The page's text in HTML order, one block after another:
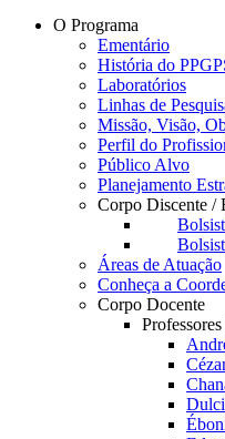
O Programa
Ementário
História do
Laboratórios
Linhas de
Missão, Visão,
Perfil do
Público Alvo
Planejamento
Corpo Discente /
Áreas de Atuação
Conheça a
Corpo Docente